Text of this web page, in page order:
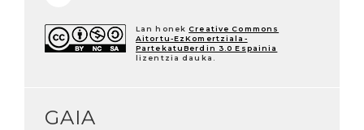
Lan honek Creative Commons
Aitortu-EzKomertziala-
PartekatuBerdin 3.0 Espainia
lizentzia dauka.
GAIA